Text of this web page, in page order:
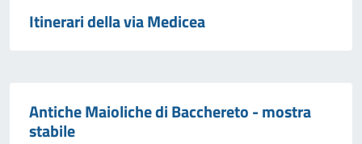
Itinerari della via Medicea
Antiche Maioliche di Bacchereto - mostra
stabile